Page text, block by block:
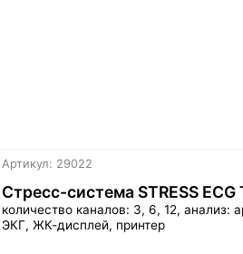
Артикул: 29022
Стресс-система STRESS ECG
количество каналов: 3, 6, 12, анализ:
ЭКГ, ЖК-дисплей, принтер